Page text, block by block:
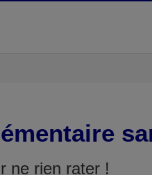
ne rien rater !